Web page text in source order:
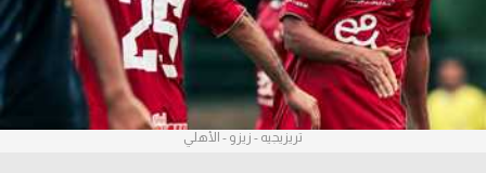
ركن الألعاب
بطولات
أمريكا 2026
تريزيجيه - زيزو - الأهلي